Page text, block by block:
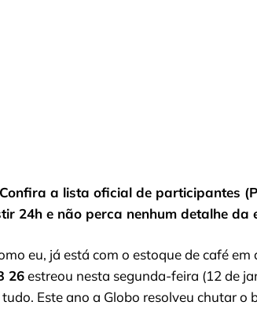
a lista oficial de participantes
24h e não perca nenhum detalhe da
eu, já está com o estoque de café
26estreou nesta segunda-feira (12 de
Este ano a Globo resolveu chutar o